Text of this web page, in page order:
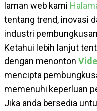
laman web kami
tentang trend, inovasi
industri
Ketahui lebih lanjut
dengan menonton
mencipta
memenuhi keperluan
Jika anda bersedia